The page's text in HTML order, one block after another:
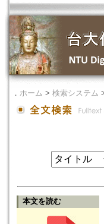
． ホーム > 検索システム
本文を読む